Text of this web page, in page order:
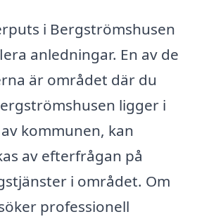
i Bergströmshusen
anledningar. En av de
är området där du
ligger i
kommunen, kan
av efterfrågan på
i området. Om
professionell